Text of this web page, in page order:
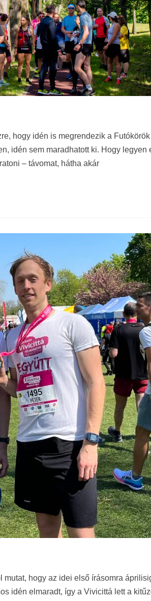
hogy idén is megrendezik a
idén sem maradhatott ki. Hogy
– távomat, hátha akár
hogy az idei első írásomra
idén elmaradt, így a Vivicittá lett a